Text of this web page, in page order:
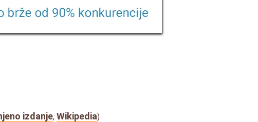
izdanje, Wikipedia)